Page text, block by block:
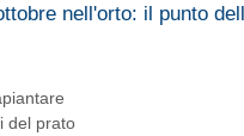
nell'orto: il punto
del prato